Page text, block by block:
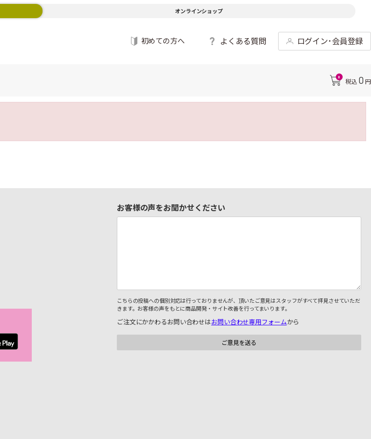
オンラインショップ
初めての方へ よくある質問 ログイン･会員登録
0
税込 0 円
お客様の声をお聞かせください
こちらの投稿への個別対応は行っておりませんが、頂いたご意見はスタッフがすべて拝見させていただ
きます。お客様の声をもとに商品開発・サイト改善を行ってまいります。
ご注文にかかわるお問い合わせはお問い合わせ専用フォームから